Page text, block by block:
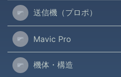
送信機（プロポ）
Mavic Pro
機体・構造